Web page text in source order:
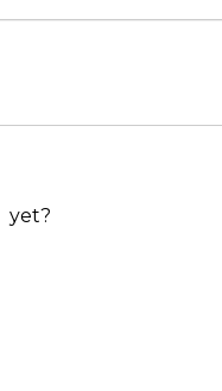
yet?